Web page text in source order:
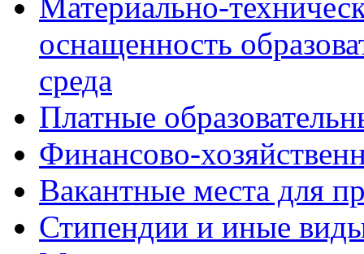
Материально-
оснащенность
среда
Платные
Финансово-
Вакантные места для
Стипендии и иные